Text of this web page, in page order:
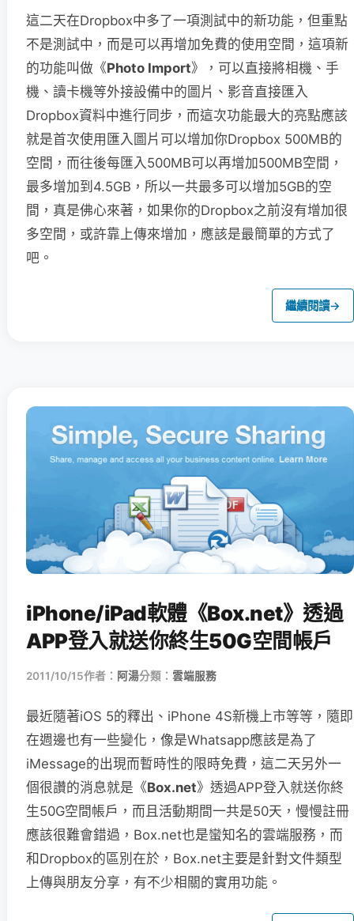
這二天在Dropbox中多了一項測試中的新功能，但重點
不是測試中，而是可以再增加免費的使用空間，這項新
的功能叫做《Photo Import》，可以直接將相機、手
機、讀卡機等外接設備中的圖片、影音直接匯入
Dropbox資料中進行同步，而這次功能最大的亮點應該
就是首次使用匯入圖片可以增加你Dropbox 500MB的
空間，而往後每匯入500MB可以再增加500MB空間，
最多增加到4.5GB，所以一共最多可以增加5GB的空
間，真是佛心來著，如果你的Dropbox之前沒有增加很
多空間，或許靠上傳來增加，應該是最簡單的方式了
吧。
繼續閱讀→
iPhone/iPad軟體《Box.net》透過
APP登入就送你終生50G空間帳戶
2011/10/15作者： 阿湯分類： 雲端服務
最近隨著iOS 5的釋出、iPhone 4S新機上市等等，隨即
在週邊也有一些變化，像是Whatsapp應該是為了
iMessage的出現而暫時性的限時免費，這二天另外一
個很讚的消息就是《Box.net》透過APP登入就送你終
生50G空間帳戶，而且活動期間一共是50天，慢慢註冊
應該很難會錯過，Box.net也是蠻知名的雲端服務，而
和Dropbox的區別在於，Box.net主要是針對文件類型
上傳與朋友分享，有不少相關的實用功能。